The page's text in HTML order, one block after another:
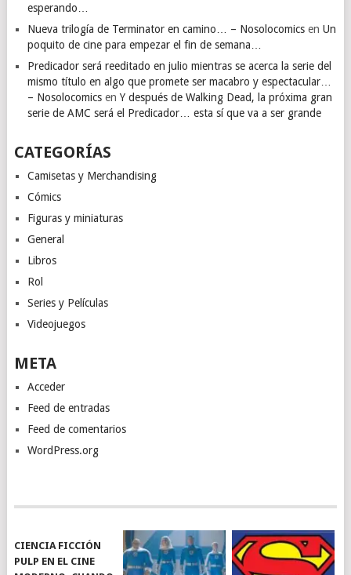
esperando…
Nueva trilogía de Terminator en camino… – Nosolocomicsen Un
poquito de cine para empezar el fin de semana…
Predicador será reeditado en julio mientras se acerca la serie del
mismo título en algo que promete ser macabro y espectacular…
– Nosolocomicsen Y después de Walking Dead, la próxima gran
serie de AMC será el Predicador… esta sí que va a ser grande
CATEGORÍAS
Camisetas y Merchandising
Cómics
Figuras y miniaturas
General
Libros
Rol
Series y Películas
Videojuegos
META
Acceder
Feed de entradas
Feed de comentarios
WordPress.org
CIENCIA FICCIÓN
PULP EN EL CINE